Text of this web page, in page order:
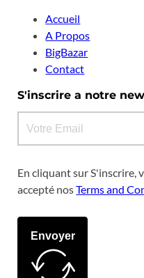
Accueil
A Propos
BigBazar
Contact
S'inscrire a notre
En cliquant sur S'inscrire,
accepté nosTerms and
Envoyer